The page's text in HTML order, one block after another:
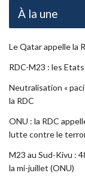
À la une
Le Qatar appelle la
RDC-M23 : les
Neutralisation «
la RDC
ONU : la RDC
lutte contre le
M23 au Sud-Kivu :
la mi-juillet (ONU)